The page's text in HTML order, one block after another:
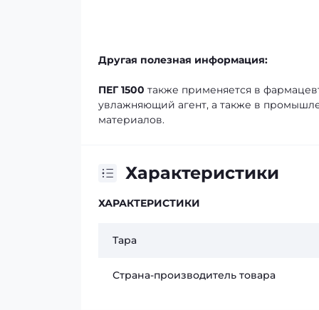
Другая полезная информация:
ПЕГ 1500 также применяется в
увлажняющий агент, а также в
материалов.
Характеристики
ХАРАКТЕРИСТИКИ
Тара
Страна-производитель товара